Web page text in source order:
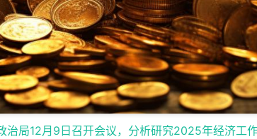
治局12月9日召开会议，分析研究2025年经济工作